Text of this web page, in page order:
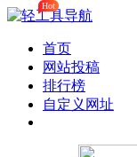
首页
网站投稿
排行榜
Hot
自定义网址